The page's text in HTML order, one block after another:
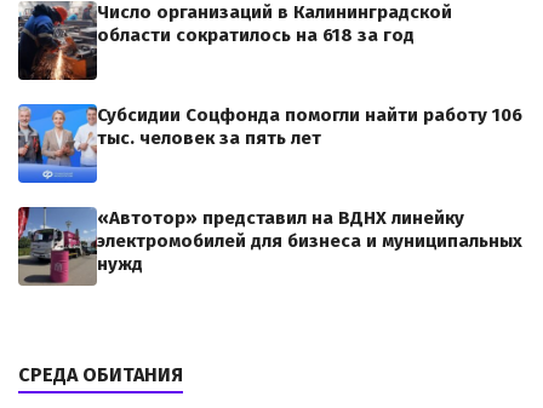
Число организаций в Калининградской
области сократилось на 618 за год
Субсидии Соцфонда помогли найти работу 106
тыс. человек за пять лет
«Автотор» представил на ВДНХ линейку
электромобилей для бизнеса и муниципальных
нужд
СРЕДА ОБИТАНИЯ